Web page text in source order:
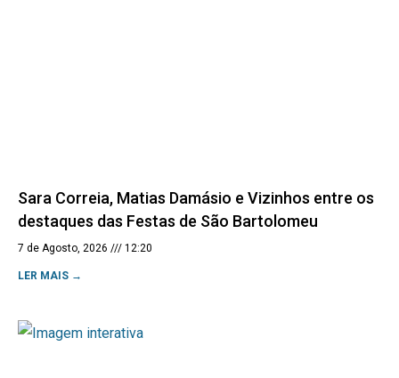
Sara Correia, Matias Damásio e Vizinhos entre os
destaques das Festas de São Bartolomeu
7 de Agosto, 2026 12:20
LER MAIS →